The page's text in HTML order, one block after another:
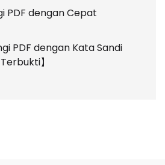
PDF dengan Cepat
PDF dengan Kata Sandi
】